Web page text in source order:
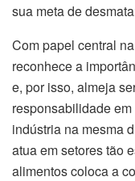
sua meta de
Com papel central
reconhece a
e, por isso, almeja
responsabilidade
indústria na mesma
atua em setores tão
alimentos coloca a